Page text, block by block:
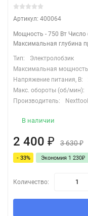
Артикул: 400064
Мощность - 750 Вт Число
Максимальная глубина
Тип:
Электролобзик
Максимальная
Напряжение питания, В:
Макс. обороты (об/мин):
Производитель:
Nexttool
В наличии
2 400 ₽ 3 630₽
- 33% Экономия 1 230₽
Количество: